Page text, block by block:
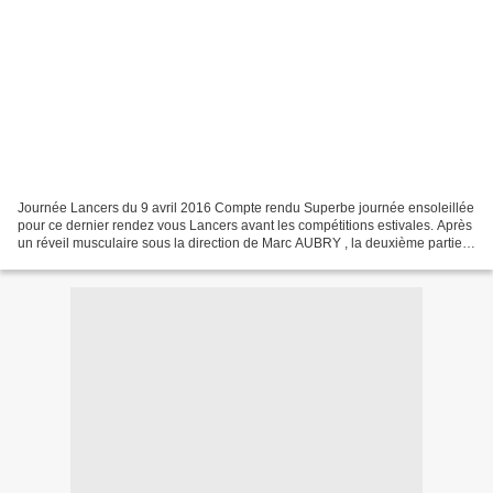
Journée Lancers du 9 avril 2016 Compte rendu Superbe journée ensoleillée
pour ce dernier rendez vous Lancers avant les compétitions estivales. Après
un réveil musculaire sous la direction de Marc AUBRY , la deuxième partie